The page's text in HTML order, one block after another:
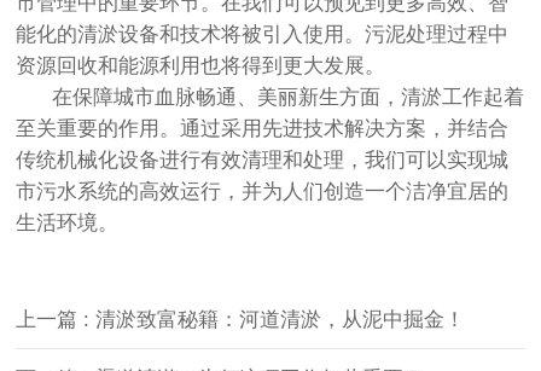
能化的清淤设备和技术将被引入使用。污泥处理过程中
资源回收和能源利用也将得到更大发展。
在保障城市血脉畅通、美丽新生方面，清淤工作起着
至关重要的作用。通过采用先进技术解决方案，并结合
传统机械化设备进行有效清理和处理，我们可以实现城
市污水系统的高效运行，并为人们创造一个洁净宜居的
生活环境。
上一篇 : 清淤致富秘籍：河道清淤，从泥中掘金！